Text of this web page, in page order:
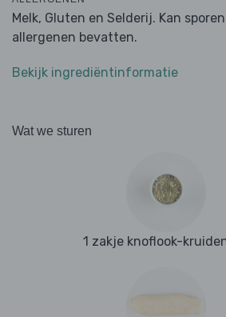
Melk, Gluten en Selderij. Kan
allergenen bevatten.
Bekijk ingrediëntinformatie
Wat we sturen
1 zakje knoflook-